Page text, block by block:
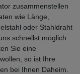
zusammenstellen
wie Länge,
oder Stahldraht
schnellst möglich
Sie eine
so ist Ihre
bei Ihnen Daheim.